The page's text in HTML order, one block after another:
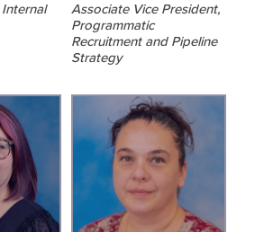
Associate Vice President,
Programmatic
Recruitment and Pipeline
Strategy